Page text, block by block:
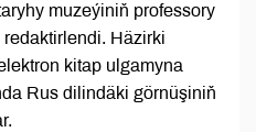
muzeýiniň professory
Häzirki
kitap ulgamyna
Rus dilindäki görnüşiniň